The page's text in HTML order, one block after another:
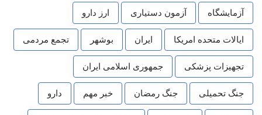
آزمایشگاه آزمون دستیاری ارز دارو
ایالات متحده امریکا ایران بوشهر تجمع مردمی
تجهیزات پزشکی جمهوری اسلامی ایران
جنگ تحمیلی جنگ رمضان خبر مهم دارو